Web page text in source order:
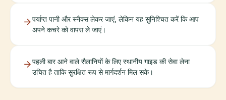
पर्याप्त पानी और स्नैक्स लेकर जाएं, लेकिन यह सुनिश्चित करें कि आप
अपने कचरे को वापस ले जाएं।
पहली बार आने वाले सैलानियों के लिए स्थानीय गाइड की सेवा लेना
उचित है ताकि सुरक्षित रूप से मार्गदर्शन मिल सके।